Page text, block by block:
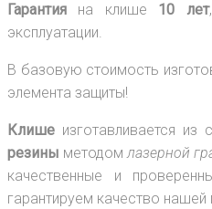
Гарантия на клише 10 лет
эксплуатации.
В базовую стоимость
элемента защиты!
Клише изготавливается из
резины методомлазерной
качественные и
гарантируем качество нашей